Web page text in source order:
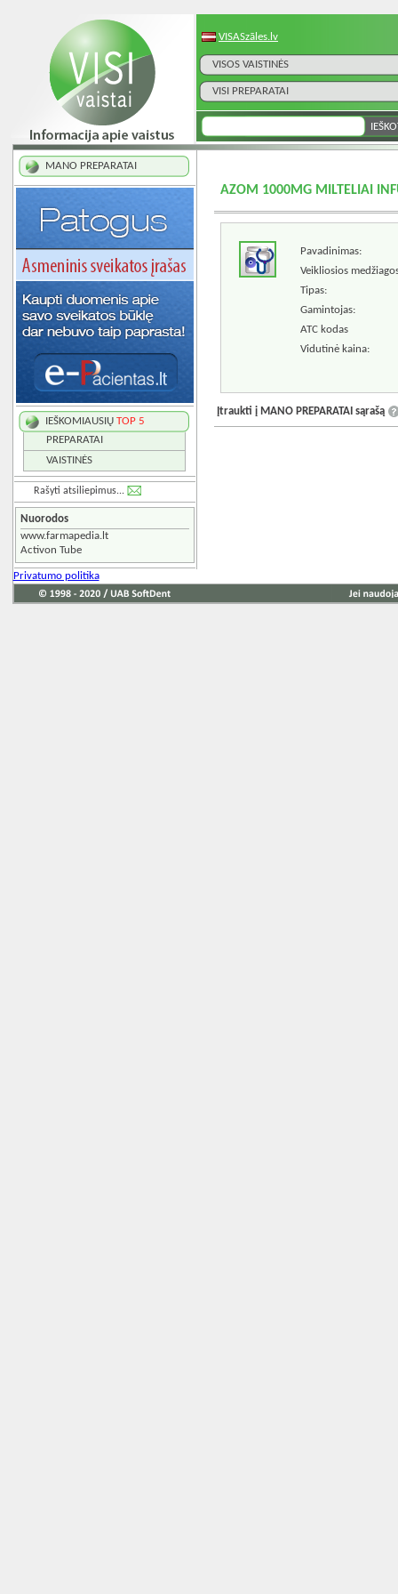
VISASzāles.lv
VISOS VAISTINĖS
VISI PREPARATAI
MANO PREPARATAI
IEŠKOMIAUSIŲ TOP 5
PREPARATAI
VAISTINĖS
Rašyti atsiliepimus...
Nuorodos
www.farmapedia.lt
Activon Tube
AZOM 1000MG MILTELIAI
Pavadinimas:
Veikliosios
Tipas:
Gamintojas:
ATC kodas
Vidutinė kaina:
Įtraukti į MANO PREPARATAI sąrašą
Privatumo politika